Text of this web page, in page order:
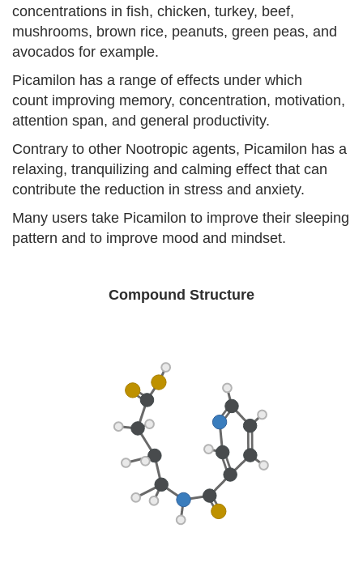
concentrations in fish, chicken, turkey, beef,
mushrooms, brown rice, peanuts, green peas, and
avocados for example.
Picamilon has a range of effects under which
count improving memory, concentration, motivation,
attention span, and general productivity.
Contrary to other Nootropic agents, Picamilon has a
relaxing, tranquilizing and calming effect that can
contribute the reduction in stress and anxiety.
Many users take Picamilon to improve their sleeping
pattern and to improve mood and mindset.
Compound Structure